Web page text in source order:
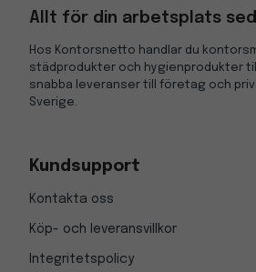
Allt för din arbetsplats
Hos Kontorsnetto handlar du
städprodukter och hygienprodukter
snabba leveranser till företag och
Sverige.
Kundsupport
Kontakta oss
Köp- och leveransvillkor
Integritetspolicy